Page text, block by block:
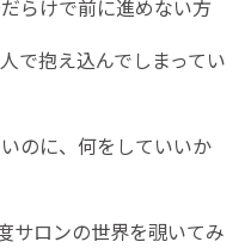
らけで前に進めない方
で抱え込んでしまってい
のに、何をしていいか
サロンの世界を覗いてみ